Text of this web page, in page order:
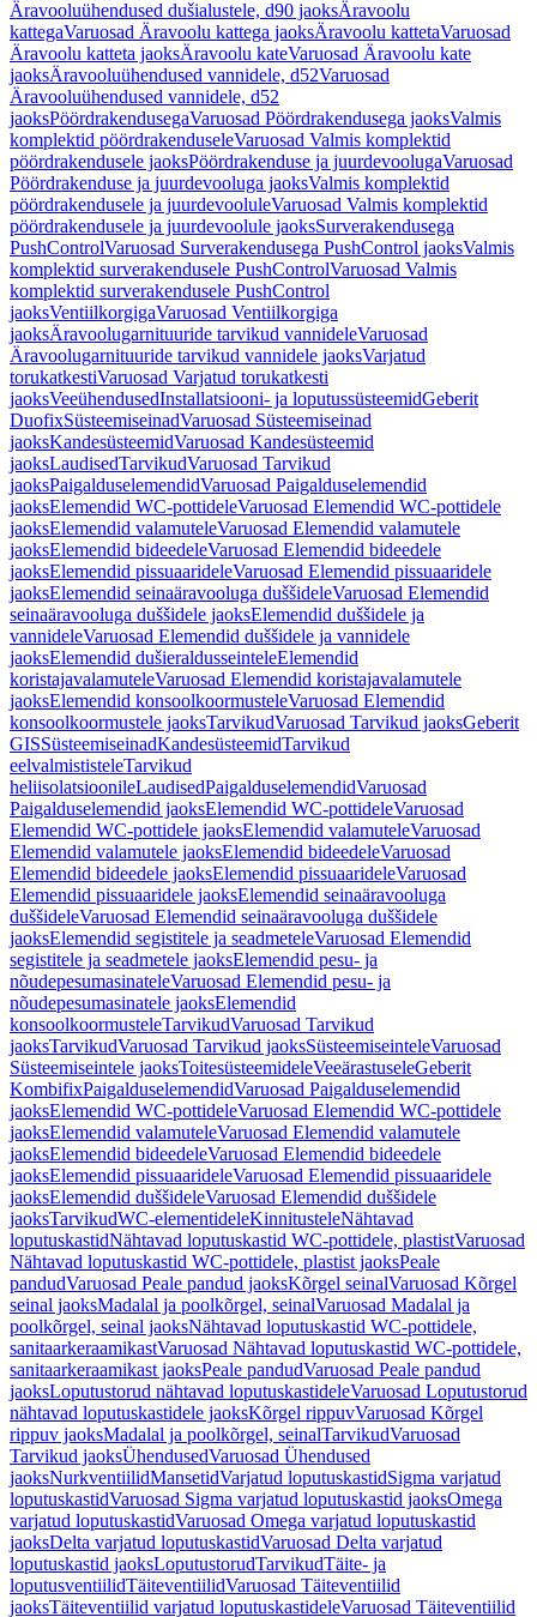
Äravooluühendused dušialustele, d90 jaoksÄravoolu
kattegaVaruosad Äravoolu kattega jaoksÄravoolu kattetaVaruosad
Äravoolu katteta jaoksÄravoolu kateVaruosad Äravoolu kate
jaoksÄravooluühendused vannidele, d52Varuosad
Äravooluühendused vannidele, d52
jaoksPöördrakendusegaVaruosad Pöördrakendusega jaoksValmis
komplektid pöördrakenduseleVaruosad Valmis komplektid
pöördrakendusele jaoksPöördrakenduse ja juurdevoolugaVaruosad
Pöördrakenduse ja juurdevooluga jaoksValmis komplektid
pöördrakendusele ja juurdevooluleVaruosad Valmis komplektid
pöördrakendusele ja juurdevoolule jaoksSurverakendusega
PushControlVaruosad Surverakendusega PushControl jaoksValmis
komplektid surverakendusele PushControlVaruosad Valmis
komplektid surverakendusele PushControl
jaoksVentiilkorgigaVaruosad Ventiilkorgiga
jaoksÄravoolugarnituuride tarvikud vannideleVaruosad
Äravoolugarnituuride tarvikud vannidele jaoksVarjatud
torukatkestiVaruosad Varjatud torukatkesti
jaoksVeeühendusedInstallatsiooni- ja loputussüsteemidGeberit
DuofixSüsteemiseinadVaruosad Süsteemiseinad
jaoksKandesüsteemidVaruosad Kandesüsteemid
jaoksLaudisedTarvikudVaruosad Tarvikud
jaoksPaigalduselemendidVaruosad Paigalduselemendid
jaoksElemendid WC-pottideleVaruosad Elemendid WC-pottidele
jaoksElemendid valamuteleVaruosad Elemendid valamutele
jaoksElemendid bideedeleVaruosad Elemendid bideedele
jaoksElemendid pissuaarideleVaruosad Elemendid pissuaaridele
jaoksElemendid seinaäravooluga duššideleVaruosad Elemendid
seinaäravooluga duššidele jaoksElemendid duššidele ja
vannideleVaruosad Elemendid duššidele ja vannidele
jaoksElemendid dušieraldusseinteleElemendid
koristajavalamuteleVaruosad Elemendid koristajavalamutele
jaoksElemendid konsoolkoormusteleVaruosad Elemendid
konsoolkoormustele jaoksTarvikudVaruosad Tarvikud jaoksGeberit
GISSüsteemiseinadKandesüsteemidTarvikud
eelvalmististeleTarvikud
heliisolatsioonileLaudisedPaigalduselemendidVaruosad
Paigalduselemendid jaoksElemendid WC-pottideleVaruosad
Elemendid WC-pottidele jaoksElemendid valamuteleVaruosad
Elemendid valamutele jaoksElemendid bideedeleVaruosad
Elemendid bideedele jaoksElemendid pissuaarideleVaruosad
Elemendid pissuaaridele jaoksElemendid seinaäravooluga
duššideleVaruosad Elemendid seinaäravooluga duššidele
jaoksElemendid segistitele ja seadmeteleVaruosad Elemendid
segistitele ja seadmetele jaoksElemendid pesu- ja
nõudepesumasinateleVaruosad Elemendid pesu- ja
nõudepesumasinatele jaoksElemendid
konsoolkoormusteleTarvikudVaruosad Tarvikud
jaoksTarvikudVaruosad Tarvikud jaoksSüsteemiseinteleVaruosad
Süsteemiseintele jaoksToitesüsteemideleVeeärastuseleGeberit
KombifixPaigalduselemendidVaruosad Paigalduselemendid
jaoksElemendid WC-pottideleVaruosad Elemendid WC-pottidele
jaoksElemendid valamuteleVaruosad Elemendid valamutele
jaoksElemendid bideedeleVaruosad Elemendid bideedele
jaoksElemendid pissuaarideleVaruosad Elemendid pissuaaridele
jaoksElemendid duššideleVaruosad Elemendid duššidele
jaoksTarvikudWC-elementideleKinnitusteleNähtavad
loputuskastidNähtavad loputuskastid WC-pottidele, plastistVaruosad
Nähtavad loputuskastid WC-pottidele, plastist jaoksPeale
pandudVaruosad Peale pandud jaoksKõrgel seinalVaruosad Kõrgel
seinal jaoksMadalal ja poolkõrgel, seinalVaruosad Madalal ja
poolkõrgel, seinal jaoksNähtavad loputuskastid WC-pottidele,
sanitaarkeraamikastVaruosad Nähtavad loputuskastid WC-pottidele,
sanitaarkeraamikast jaoksPeale pandudVaruosad Peale pandud
jaoksLoputustorud nähtavad loputuskastideleVaruosad Loputustorud
nähtavad loputuskastidele jaoksKõrgel rippuvVaruosad Kõrgel
rippuv jaoksMadalal ja poolkõrgel, seinalTarvikudVaruosad
Tarvikud jaoksÜhendusedVaruosad Ühendused
jaoksNurkventiilidMansetidVarjatud loputuskastidSigma varjatud
loputuskastidVaruosad Sigma varjatud loputuskastid jaoksOmega
varjatud loputuskastidVaruosad Omega varjatud loputuskastid
jaoksDelta varjatud loputuskastidVaruosad Delta varjatud
loputuskastid jaoksLoputustorudTarvikudTäite- ja
loputusventiilidTäiteventiilidVaruosad Täiteventiilid
jaoksTäiteventiilid varjatud loputuskastideleVaruosad Täiteventiilid